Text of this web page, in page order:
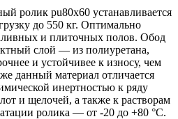
ролик pu80x60 устанавливается
до 550 кг. Оптимально
и плиточных полов. Обод
слой — из полиуретана,
и устойчивее к износу, чем
данный материал отличается
инертностью к ряду
и щелочей, а также к растворам
ролика — от -20 до +80 °С.